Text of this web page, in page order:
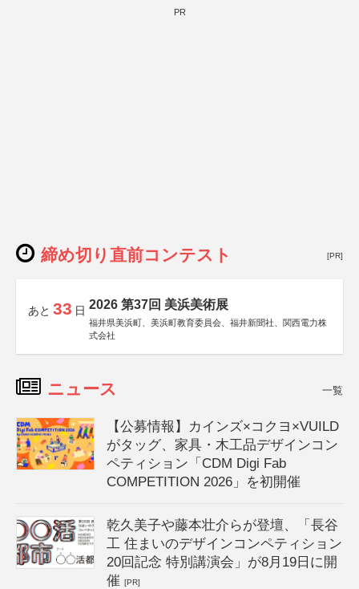
PR
締め切り直前コンテスト [PR]
あと 33 日 2026 第37回 美浜美術展
福井県美浜町、美浜町教育委員会、福井新聞社、関西電力株
式会社
ニュース 一覧
【公募情報】カインズ×コクヨ×VUILD
がタッグ、家具・木工品デザインコン
ペティション「CDM Digi Fab
COMPETITION 2026」を初開催
乾久美子や藤本壮介らが登壇、「長谷
工 住まいのデザインコンペティション
20回記念 特別講演会」が8月19日に開
催[PR]